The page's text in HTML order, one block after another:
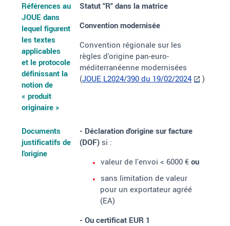
Références au
JOUE dans
lequel figurent
les textes
applicables
et le protocole
définissant la
notion de
« produit
originaire »
Statut "R" dans la matrice
Convention modernisée
Convention régionale sur les
règles d'origine pan-euro-
méditerranéenne modernisées
(JOUE L2024/390 du 19/02/2024 )
Documents
justificatifs de
l'origine
- Déclaration d'origine sur facture
(DOF) si :
valeur de l'envoi < 6000 €ou
sans limitation de valeur
pour un exportateur agréé
(EA)
- Ou certificat EUR 1